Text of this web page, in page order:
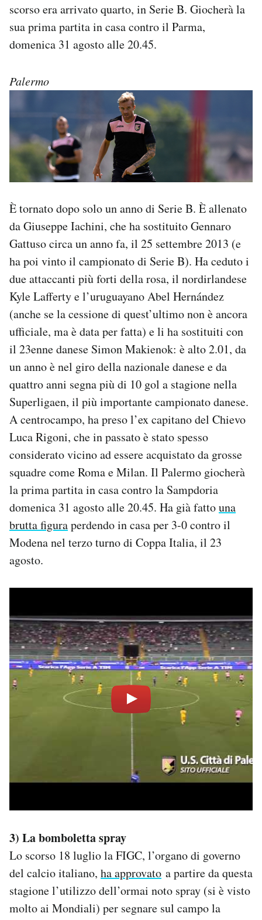
scorso era arrivato quarto, in Serie B. Giocherà la
sua prima partita in casa contro il Parma,
domenica 31 agosto alle 20.45.
Palermo
È tornato dopo solo un anno di Serie B. È allenato
da Giuseppe Iachini, che ha sostituito Gennaro
Gattuso circa un anno fa, il 25 settembre 2013 (e
ha poi vinto il campionato di Serie B). Ha ceduto i
due attaccanti più forti della rosa, il nordirlandese
Kyle Lafferty e l’uruguayano Abel Hernández
(anche se la cessione di quest’ultimo non è ancora
ufficiale, ma è data per fatta) e li ha sostituiti con
il 23enne danese Simon Makienok: è alto 2.01, da
un anno è nel giro della nazionale danese e da
quattro anni segna più di 10 gol a stagione nella
Superligaen, il più importante campionato danese.
A centrocampo, ha preso l’ex capitano del Chievo
Luca Rigoni, che in passato è stato spesso
considerato vicino ad essere acquistato da grosse
squadre come Roma e Milan. Il Palermo giocherà
la prima partita in casa contro la Sampdoria
domenica 31 agosto alle 20.45. Ha già fattouna
brutta figuraperdendo in casa per 3-0 contro il
Modena nel terzo turno di Coppa Italia, il 23
agosto.
3) La bomboletta spray
Lo scorso 18 luglio la FIGC, l’organo di governo
del calcio italiano, ha approvato a partire da questa
stagione l’utilizzo dell’ormai noto spray (si è visto
molto ai Mondiali) per segnare sul campo la